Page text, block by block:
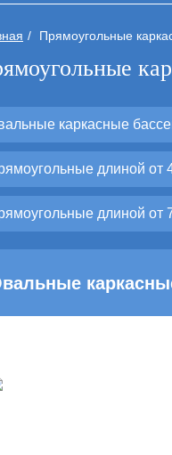
Прямоугольные
каркасные
длиной от
длиной от